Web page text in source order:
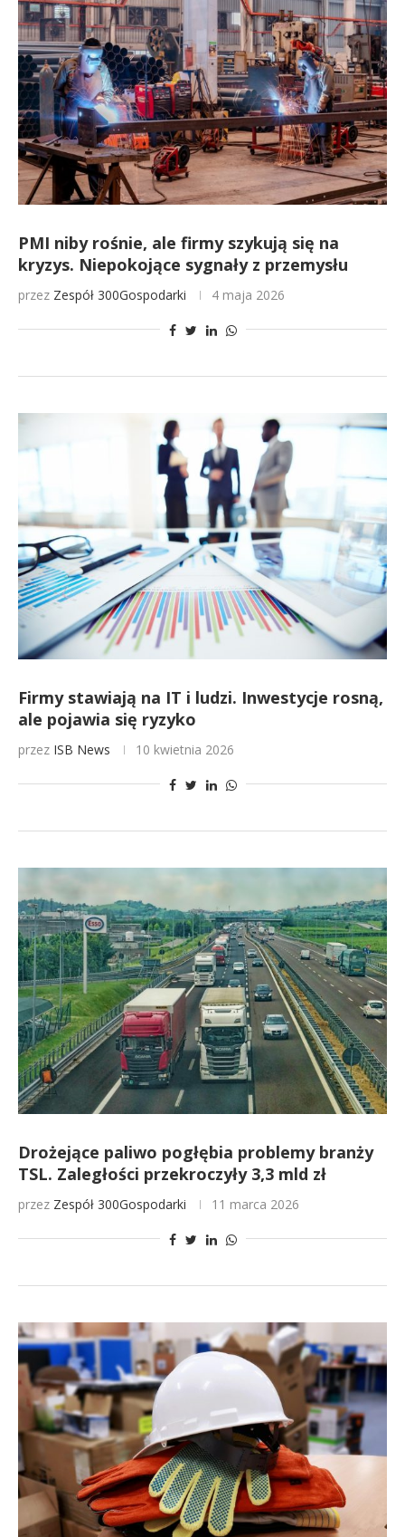
PMI niby rośnie, ale firmy szykują się na
kryzys. Niepokojące sygnały z przemysłu
przez Zespół 300Gospodarki 4 maja 2026
Firmy stawiają na IT i ludzi. Inwestycje rosną,
ale pojawia się ryzyko
przez ISB News 10 kwietnia 2026
Drożejące paliwo pogłębia problemy branży
TSL. Zaległości przekroczyły 3,3 mld zł
przez Zespół 300Gospodarki 11 marca 2026